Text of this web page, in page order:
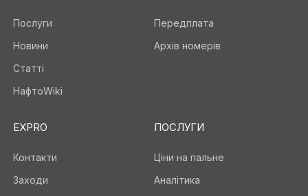
Послуги
Новини
Статті
НафтоWiki
Передплата
Архів номерів
EXPRO
Контакти
Заходи
ПОСЛУГИ
Ціни на пальне
Аналітика